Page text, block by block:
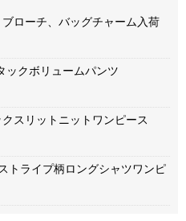
ローチ、バッグチャーム入荷
ックボリュームパンツ
スリットニットワンピース
トライプ柄ロングシャツワンピ